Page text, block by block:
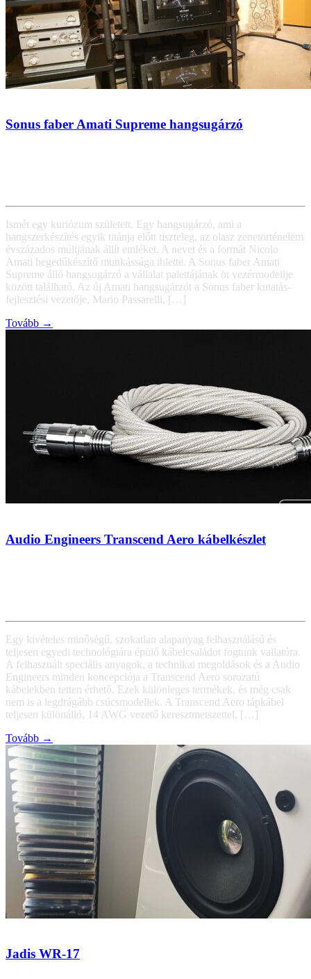
Sonus faber Amati Supreme hangsugárzó
Ismét egy kuriózum született. Egy hangsugárzó, ami a
hangszerkészítés egyik titánja előtt tiszteleg, az olasz zenetörténelem
évszázados múltjának állít emléket. A nevet és a formát Nicolo
Amati hegedűkészítő munkássága ihlette. A Sonus faber Amati
Supreme álló hangsugárzó a vállalat palettájának öt vezérmodellje
között található. Az új Amati hangsugárzót a Sonus faber kutatás-
fejlesztési vezetője, Mario Passarelli, […]
Tovább →
Audio Engineers Transcend Aero kábelkészlet
Egy kivételes minőségű, szokatlan alapanyag felhasználású és
teljesen egyedi technológiára épülő kábelcsaládot fogtunk vallatóra.
A felhasznált speciális anyagok, a technikai megoldások és a Audio
Engineers minden koncepciója a Transcend Aero sorozatú
kábelekben tetten érhető. Ezek különleges termékek, és még csak
nem is a legdrágább csúcsmodellek. A Transcend Aero tápkábel
teljesen különálló, 14 AWG vezető keresztmetszettel, […]
Tovább →
Jadis WR-17